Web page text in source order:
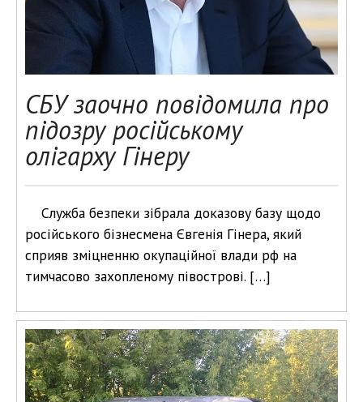
СБУ заочно повідомила про
підозру російському
олігарху Гінеру
Служба безпеки зібрала доказову базу щодо
російського бізнесмена Євгенія Гінера, який
сприяв зміцненню окупаційної влади рф на
тимчасово захопленому півострові. […]